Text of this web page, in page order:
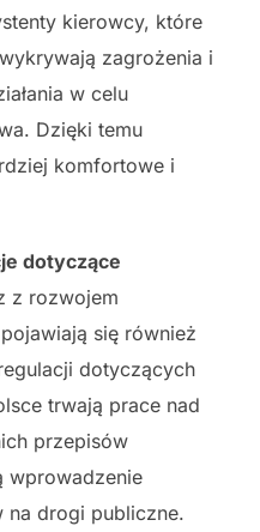
kierowcy, które
zagrożenia i
w celu
Dzięki temu
komfortowe i
dotyczące
z rozwojem
się również
dotyczących
trwają prace nad
przepisów
wprowadzenie
na drogi publiczne.